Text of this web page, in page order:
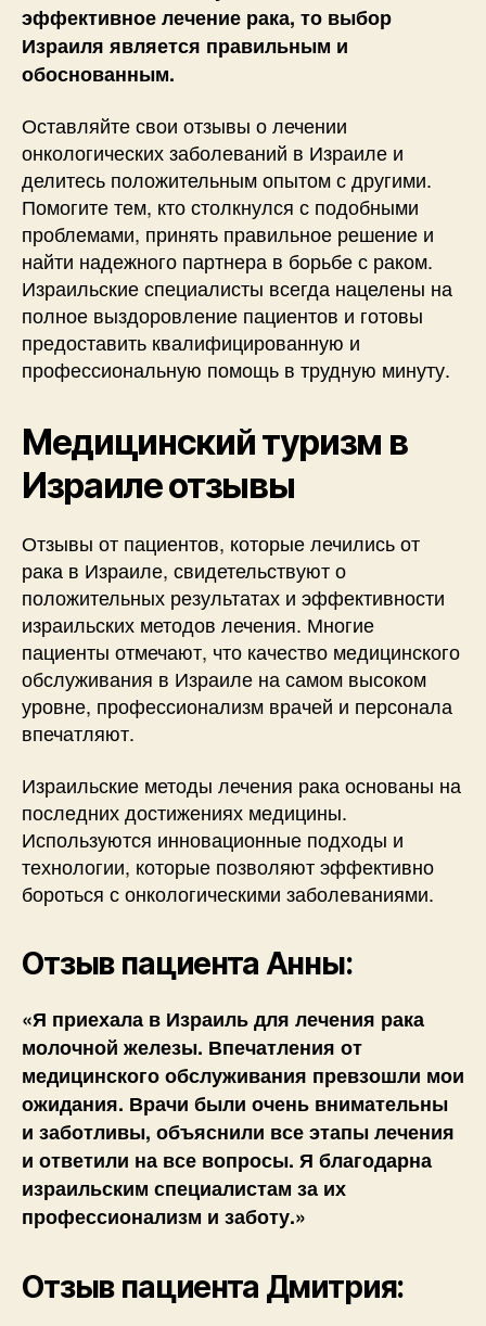
эффективное лечение рака, то выбор
Израиля является правильным и
обоснованным.
Оставляйте свои отзывы о лечении
онкологических заболеваний в Израиле и
делитесь положительным опытом с другими.
Помогите тем, кто столкнулся с подобными
проблемами, принять правильное решение и
найти надежного партнера в борьбе с раком.
Израильские специалисты всегда нацелены на
полное выздоровление пациентов и готовы
предоставить квалифицированную и
профессиональную помощь в трудную минуту.
Медицинский туризм в
Израиле отзывы
Отзывы от пациентов, которые лечились от
рака в Израиле, свидетельствуют о
положительных результатах и эффективности
израильских методов лечения. Многие
пациенты отмечают, что качество медицинского
обслуживания в Израиле на самом высоком
уровне, профессионализм врачей и персонала
впечатляют.
Израильские методы лечения рака основаны на
последних достижениях медицины.
Используются инновационные подходы и
технологии, которые позволяют эффективно
бороться с онкологическими заболеваниями.
Отзыв пациента Анны:
«Я приехала в Израиль для лечения рака
молочной железы. Впечатления от
медицинского обслуживания превзошли мои
ожидания. Врачи были очень внимательны
и заботливы, объяснили все этапы лечения
и ответили на все вопросы. Я благодарна
израильским специалистам за их
профессионализм и заботу.»
Отзыв пациента Дмитрия: